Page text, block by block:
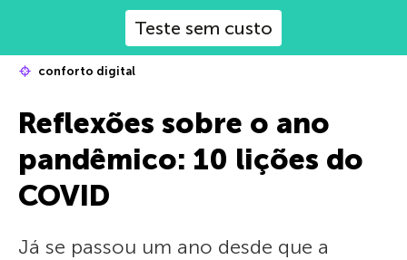
Teste sem custo
conforto digital
Reflexões sobre o ano
pandêmico: 10 lições do
COVID
Já se passou um ano desde que a